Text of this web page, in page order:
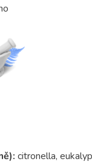
citronella,